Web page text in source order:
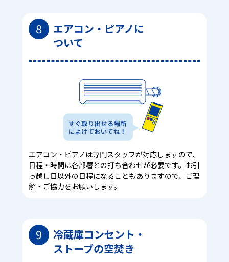
8
エアコン・ピアノに
ついて
エアコン・ピアノは専門スタッフが対応しますので、
日程・時間は各部署との打ち合わせが必要です。お引
っ越し日以外の日程になることもありますので、ご理
解・ご協力をお願いします。
9
冷蔵庫コンセント・
ストーブの空焚き